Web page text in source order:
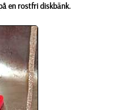
en rostfri diskbänk.